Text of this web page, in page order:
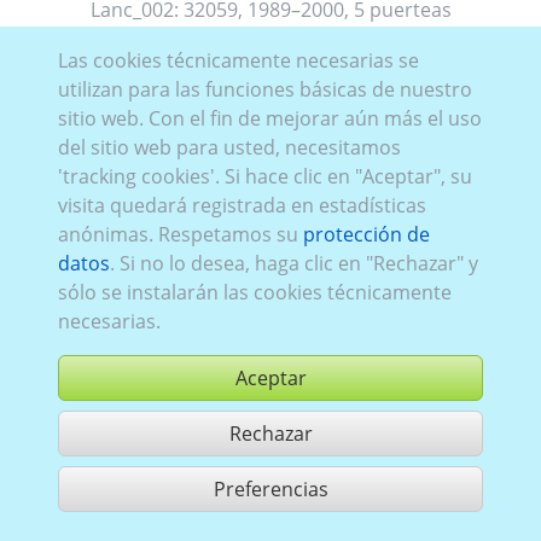
Lanc_002: 32059, 1989–2000, 5 puerteas
Lanc_001: 1989–2000 4 puerteas
compartir 2 aciertos
Utilización de acuerdo con las condiciones generales de contrato,
Las cookies técnicamente necesarias se
utilizan para las funciones básicas de nuestro
sitio web. Con el fin de mejorar aún más el uso
del sitio web para usted, necesitamos
'tracking cookies'. Si hace clic en "Aceptar", su
visita quedará registrada en estadísticas
anónimas. Respetamos su protección de
datos. Si no lo desea, haga clic en "Rechazar" y
sólo se instalarán las cookies técnicamente
necesarias.
Aceptar
Rechazar
Preferencias